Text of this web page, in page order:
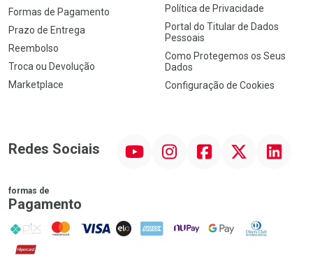
Formas de Pagamento
Prazo de Entrega
Reembolso
Troca ou Devolução
Marketplace
Política de Privacidade
Portal do Titular de Dados
Pessoais
Como Protegemos os Seus
Dados
Configuração de Cookies
Redes Sociais InstagramFacebookTwitter Linkedin
formas de
Pagamento
PIX MasterCard
VISA ELO AMEX NuPay Google PayDiners Club
Hipercard